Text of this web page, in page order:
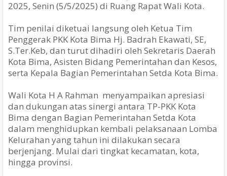
2025, Senin (5/5/2025) di Ruang Rapat Wali Kota.
Tim penilai diketuai langsung oleh Ketua Tim
Penggerak PKK Kota Bima Hj. Badrah Ekawati, SE,
S.Ter.Keb, dan turut dihadiri oleh Sekretaris Daerah
Kota Bima, Asisten Bidang Pemerintahan dan Kesos,
serta Kepala Bagian Pemerintahan Setda Kota Bima.
Wali Kota H A Rahman menyampaikan apresiasi
dan dukungan atas sinergi antara TP-PKK Kota
Bima dengan Bagian Pemerintahan Setda Kota
dalam menghidupkan kembali pelaksanaan Lomba
Kelurahan yang tahun ini dilakukan secara
berjenjang. Mulai dari tingkat kecamatan, kota,
hingga provinsi.